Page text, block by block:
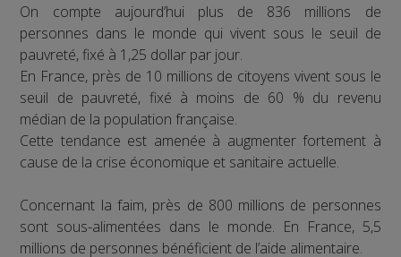
On compte aujourd’hui plus de 836 millions de
personnes dans le monde qui vivent sous le seuil de
pauvreté, fixé à 1,25 dollar par jour.
En France, près de 10 millions de citoyens vivent sous le
seuil de pauvreté, fixé à moins de 60 % du revenu
médian de la population française.
Cette tendance est amenée à augmenter fortement à
cause de la crise économique et sanitaire actuelle.
Concernant la faim, près de 800 millions de personnes
sont sous-alimentées dans le monde. En France, 5,5
millions de personnes bénéficient de l’aide alimentaire.